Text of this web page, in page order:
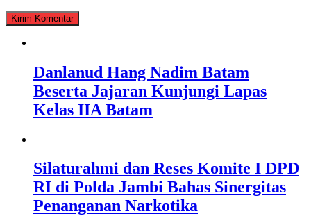
Danlanud Hang Nadim Batam
Beserta Jajaran Kunjungi Lapas
Kelas IIA Batam
Silaturahmi dan Reses Komite I DPD
RI di Polda Jambi Bahas Sinergitas
Penanganan Narkotika